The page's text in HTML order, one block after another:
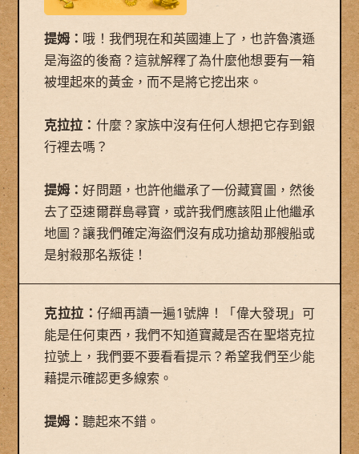
提姆： 哦！我們現在和英國連上了，也許魯濱遜
是海盜的後裔？這就解釋了為什麼他想要有一箱
被埋起來的黃金，而不是將它挖出來。
克拉拉： 什麼？家族中沒有任何人想把它存到銀
行裡去嗎？
提姆：好問題，也許他繼承了一份藏寶圖，然後
去了亞速爾群島尋寶，或許我們應該阻止他繼承
地圖？讓我們確定海盜們沒有成功搶劫那艘船或
是射殺那名叛徒！
克拉拉： 仔細再讀一遍1號牌！「偉大發現」可
能是任何東西，我們不知道寶藏是否在聖塔克拉
拉號上，我們要不要看看提示？希望我們至少能
藉提示確認更多線索。
提姆：聽起來不錯。